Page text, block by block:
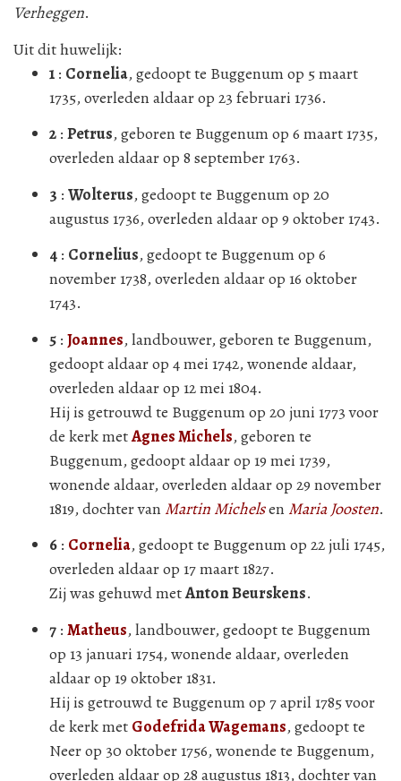
Verheggen.
Uit dit huwelijk:
1 : Cornelia, gedoopt te Buggenum op 5 maart
1735, overleden aldaar op 23 februari 1736.
2 : Petrus, geboren te Buggenum op 6 maart 1735,
overleden aldaar op 8 september 1763.
3 : Wolterus, gedoopt te Buggenum op 20
augustus 1736, overleden aldaar op 9 oktober 1743.
4 : Cornelius, gedoopt te Buggenum op 6
november 1738, overleden aldaar op 16 oktober
1743.
5 : Joannes, landbouwer, geboren te Buggenum,
gedoopt aldaar op 4 mei 1742, wonende aldaar,
overleden aldaar op 12 mei 1804.
Hij is getrouwd te Buggenum op 20 juni 1773 voor
de kerk metAgnes Michels, geboren te
Buggenum, gedoopt aldaar op 19 mei 1739,
wonende aldaar, overleden aldaar op 29 november
1819, dochter van Martin Michelsen Maria Joosten.
6 : Cornelia, gedoopt te Buggenum op 22 juli 1745,
overleden aldaar op 17 maart 1827.
Zij was gehuwd metAnton Beurskens.
7 : Matheus, landbouwer, gedoopt te Buggenum
op 13 januari 1754, wonende aldaar, overleden
aldaar op 19 oktober 1831.
Hij is getrouwd te Buggenum op 7 april 1785 voor
de kerk met Godefrida Wagemans, gedoopt te
Neer op 30 oktober 1756, wonende te Buggenum,
overleden aldaar op 28 augustus 1813, dochter van